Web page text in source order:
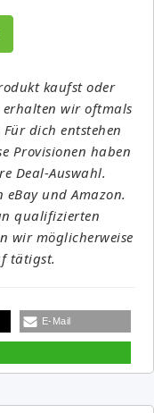
kaufst oder
wir oftmals
dich entstehen
Provisionen haben
Deal-Auswahl.
und Amazon.
qualifizierten
wir möglicherweise
tätigst.
E-Mail